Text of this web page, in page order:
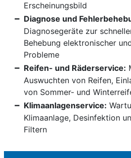
Erscheinungsbild
Diagnose und
Diagnosegeräte zur
Behebung elektronischer
Probleme
Reifen- und Räderservice:
Auswuchten von Reifen,
von Sommer- und
Klimaanlagenservice:
Klimaanlage, Desinfektion
Filtern